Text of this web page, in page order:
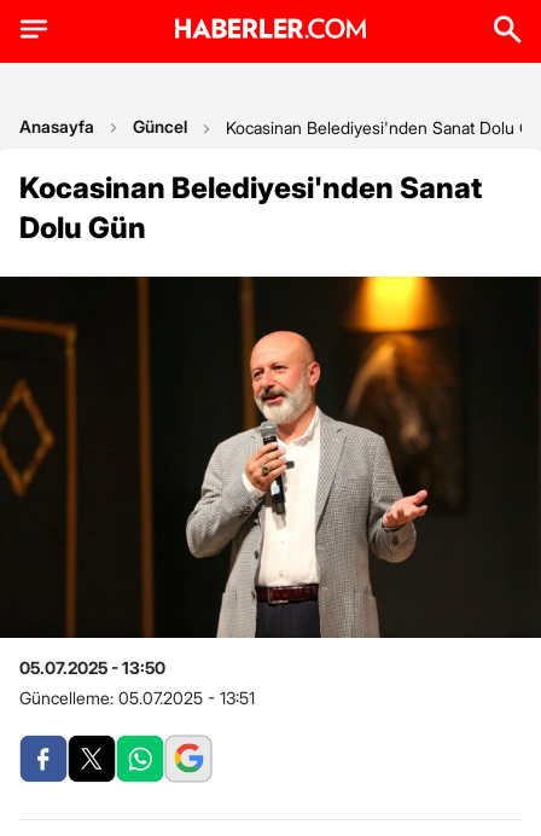
Anasayfa Güncel Kocasinan Belediyesi'nden Sanat Dolu
Kocasinan Belediyesi'nden Sanat
Dolu Gün
05.07.2025 - 13:50
Güncelleme: 05.07.2025 - 13:51